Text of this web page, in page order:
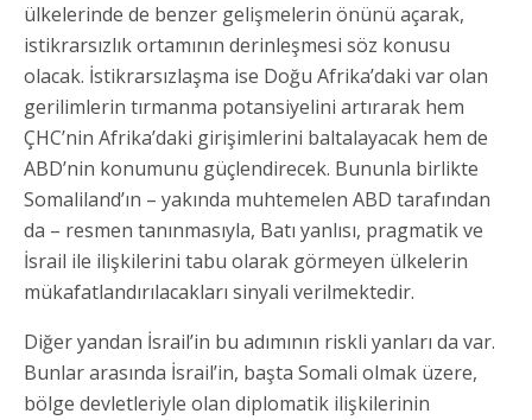
ülkelerinde de benzer gelişmelerin önünü açarak,
istikrarsızlık ortamının derinleşmesi söz konusu
olacak. İstikrarsızlaşma ise Doğu Afrika’daki var olan
gerilimlerin tırmanma potansiyelini artırarak hem
ÇHC’nin Afrika’daki girişimlerini baltalayacak hem de
ABD’nin konumunu güçlendirecek. Bununla birlikte
Somaliland’ın – yakında muhtemelen ABD tarafından
da – resmen tanınmasıyla, Batı yanlısı, pragmatik ve
İsrail ile ilişkilerini tabu olarak görmeyen ülkelerin
mükafatlandırılacakları sinyali verilmektedir.
Diğer yandan İsrail’in bu adımının riskli yanları da var.
Bunlar arasında İsrail’in, başta Somali olmak üzere,
bölge devletleriyle olan diplomatik ilişkilerinin